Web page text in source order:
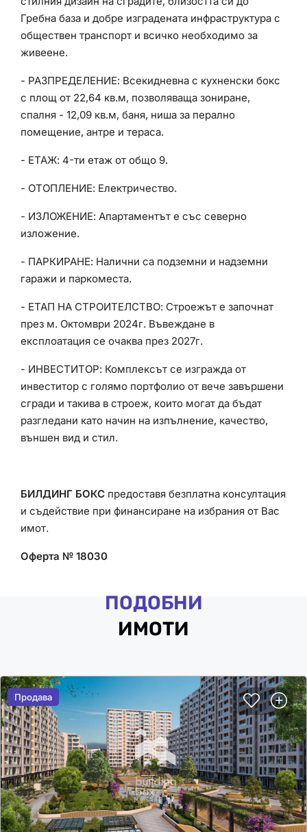
Гребна база и добре изградената инфраструктура с
обществен транспорт и всичко необходимо за
живеене.
- РАЗПРЕДЕЛЕНИЕ: Всекидневна с кухненски бокс
с площ от 22,64 кв.м, позволяваща зониране,
спалня - 12,09 кв.м, баня, ниша за перално
помещение, антре и тераса.
- ЕТАЖ: 4-ти етаж от общо 9.
- ОТОПЛЕНИЕ: Електричество.
- ИЗЛОЖЕНИЕ: Апартаментът е със северно
изложение.
- ПАРКИРАНЕ: Налични са подземни и надземни
гаражи и паркоместа.
- ЕТАП НА СТРОИТЕЛСТВО: Строежът е започнат
през м. Октомври 2024г. Въвеждане в
експлоатация се очаква през 2027г.
- ИНВЕСТИТОР: Комплексът се изгражда от
инвеститор с голямо портфолио от вече завършени
сгради и такива в строеж, които могат да бъдат
разгледани като начин на изпълнение, качество,
външен вид и стил.
БИЛДИНГ БОКС предоставя безплатна консултация
и съдействие при финансиране на избрания от Вас
имот.
Оферта № 18030
ПОДОБНИ
ИМОТИ
Продава
Продава